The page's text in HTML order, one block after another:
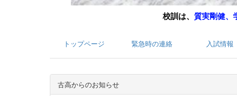
校訓は、 質実剛健、
トップページ 緊急時の連絡 入試情報
古高からのお知らせ